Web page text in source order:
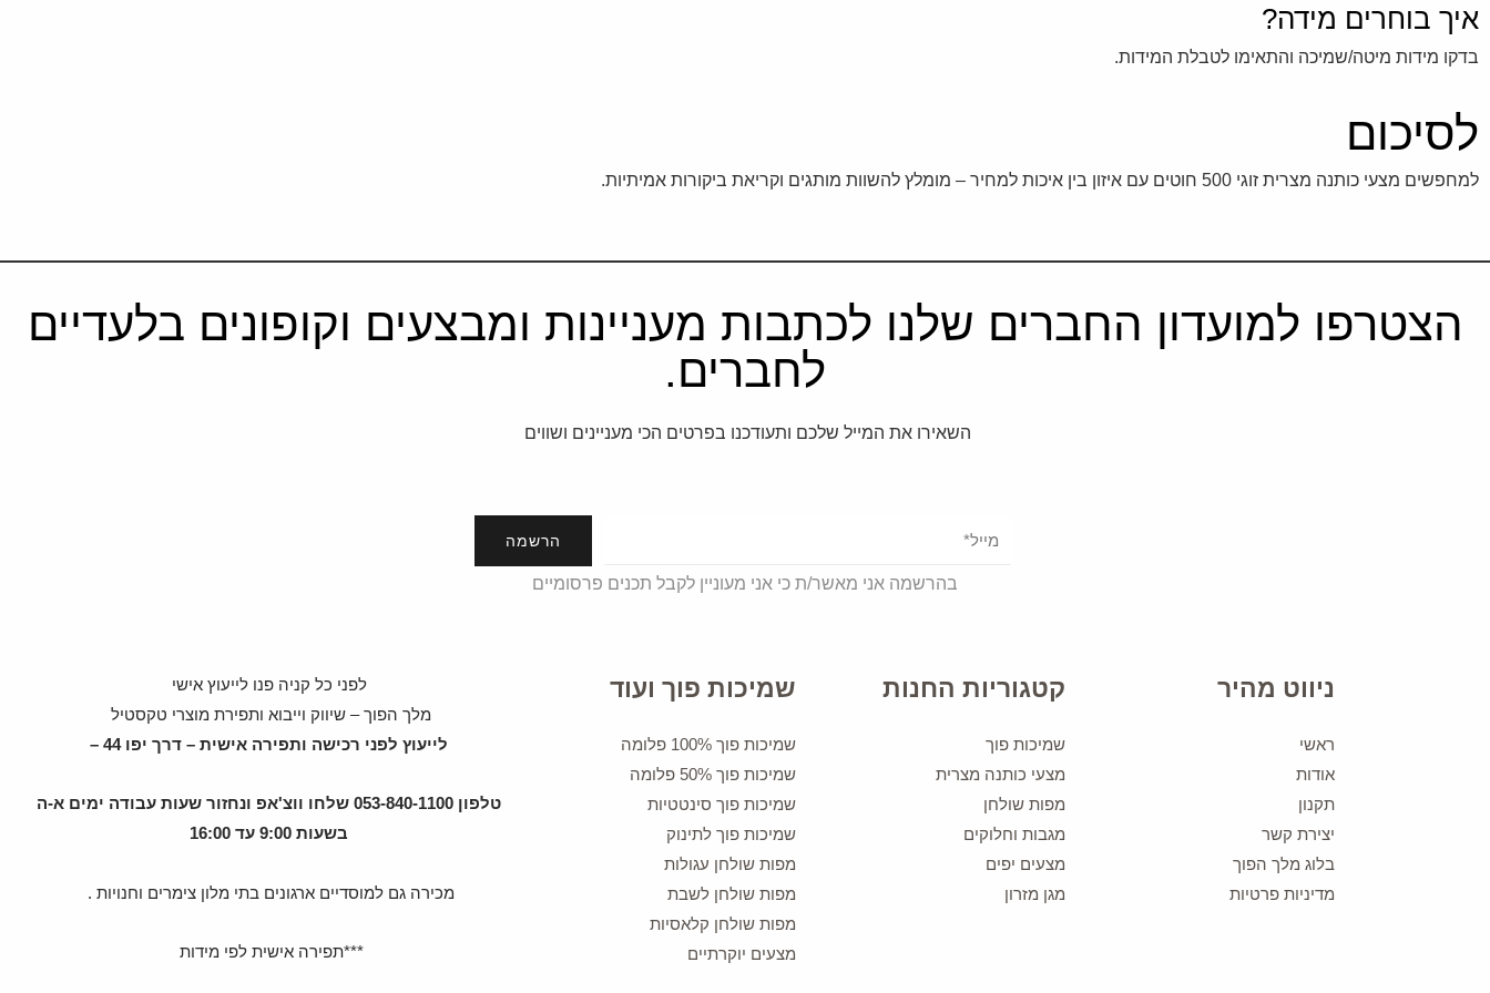
איך בוחרים מידה?
בדקו מידות מיטה/שמיכה והתאימו לטבלת המידות.
לסיכום
למחפשים מצעי כותנה מצרית זוגי 500 חוטים עם איזון בין איכות למחיר – מומלץ להשוות מותגים וקריאת ביקורות אמיתיות.
הצטרפו למועדון החברים שלנו לכתבות מעניינות ומבצעים וקופונים בלעדיים
לחברים.
השאירו את המייל שלכם ותעודכנו בפרטים הכי מעניינים ושווים
הרשמה
בהרשמה אני מאשר/ת כי אני מעוניין לקבל תכנים פרסומיים
ניווט מהיר
ראשי
אודות
תקנון
יצירת קשר
בלוג מלך הפוך
מדיניות פרטיות
קטגוריות החנות
שמיכות פוך
מצעי כותנה מצרית
מפות שולחן
מגבות וחלוקים
מצעים יפים
מגן מזרון
שמיכות פוך ועוד
שמיכות פוך 100% פלומה
שמיכות פוך 50% פלומה
שמיכות פוך סינטטיות
שמיכות פוך לתינוק
מפות שולחן עגולות
מפות שולחן לשבת
מפות שולחן קלאסיות
מצעים יוקרתיים
לפני כל קניה פנו לייעוץ אישי
מלך הפוך – שיווק וייבוא ותפירת מוצרי טקסטיל
לייעוץ לפני רכישה ותפירה אישית – דרך יפו 44 –
טלפון 053-840-1100 שלחו ווצ'אפ ונחזור שעות עבודה ימים א-ה
בשעות 9:00 עד 16:00
מכירה גם למוסדיים ארגונים בתי מלון צימרים וחנויות .
***תפירה אישית לפי מידות